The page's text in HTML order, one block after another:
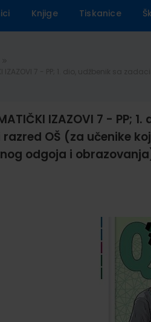
Knjige Tiskanice
IZAZOVI 7 - PP;
razred OŠ (za učenike
odgoja i